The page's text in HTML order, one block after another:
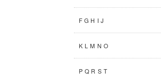
F G H I J
K L M N O
P Q R S T